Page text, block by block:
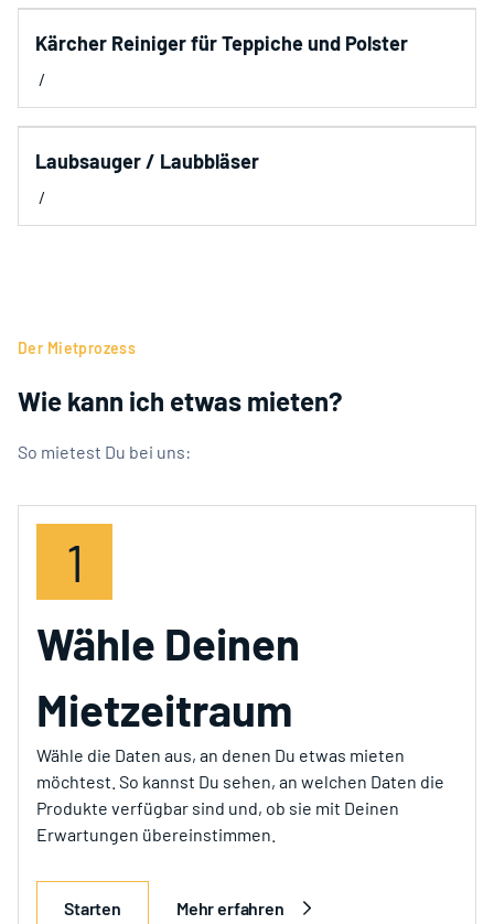
Kärcher Reiniger für Teppiche und Polster
/
Laubsauger / Laubbläser
/
Der Mietprozess
Wie kann ich etwas mieten?
So mietest Du bei uns:
1
Wähle Deinen
Mietzeitraum
Wähle die Daten aus, an denen Du etwas mieten
möchtest. So kannst Du sehen, an welchen Daten die
Produkte verfügbar sind und, ob sie mit Deinen
Erwartungen übereinstimmen.
Starten Mehr erfahren